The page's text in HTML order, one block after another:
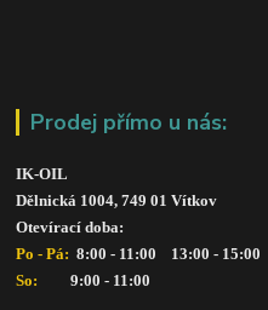
Prodej přímo u nás:
IK-OIL
Dělnická 1004, 749 01 Vítkov
Otevírací doba:
Po - Pá: 8:00 - 11:00    13:00 - 15:00
So:
      9:00 - 11:00